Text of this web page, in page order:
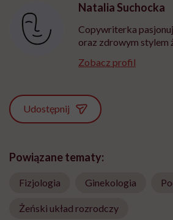
Natalia Suchocka
Copywriterka
oraz zdrowym stylem
Zobacz profil
Udostępnij
Powiązane tematy:
Fizjologia Ginekologia
Żeński układ rozrodczy